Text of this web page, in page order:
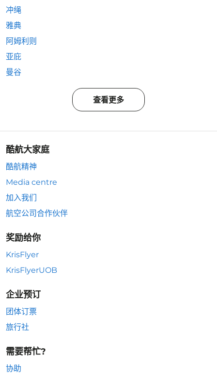
冲绳
雅典
阿姆利则
亚庇
曼谷
查看更多
酷航大家庭
酷航精神
Media centre
加入我们
航空公司合作伙伴
奖励给你
KrisFlyer
KrisFlyerUOB
企业预订
团体订票
旅行社
需要帮忙?
协助